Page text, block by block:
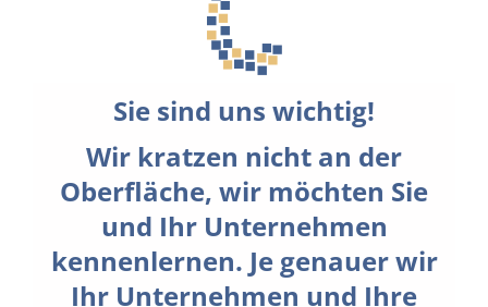
Sie sind uns wichtig!
Wir kratzen nicht an der
Oberfläche, wir möchten Sie
und Ihr Unternehmen
kennenlernen. Je genauer wir
Ihr Unternehmen und Ihre